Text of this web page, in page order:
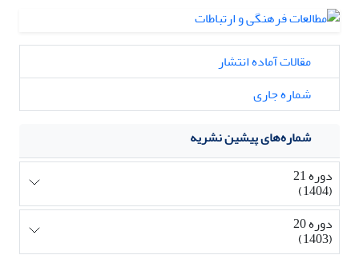
مقالات آماده انتشار
شماره جاری
شماره‌های پیشین نشریه
دوره 21
(1404)
دوره 20
(1403)